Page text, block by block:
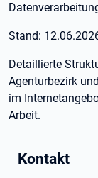
Stand:
Detaillierte
Agenturbezirk
im
Arbeit.
Kontakt